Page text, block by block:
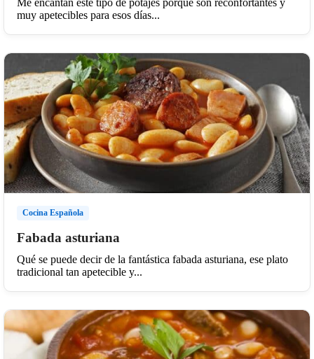
muy apetecibles para esos días...
Cocina Española
Fabada asturiana
Qué se puede decir de la fantástica fabada asturiana, ese plato
tradicional tan apetecible y...